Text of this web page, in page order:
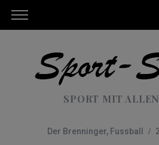
SPORT MIT
Der Brenninger, Fussball